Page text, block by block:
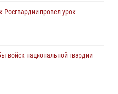
Росгвардии провел урок
войск национальной гвардии